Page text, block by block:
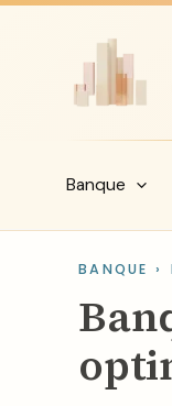
Aller
Banque
BANQUE ›